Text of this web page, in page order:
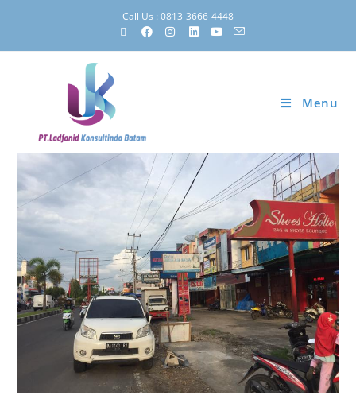
Call Us : 0813-3666-4448
Menu